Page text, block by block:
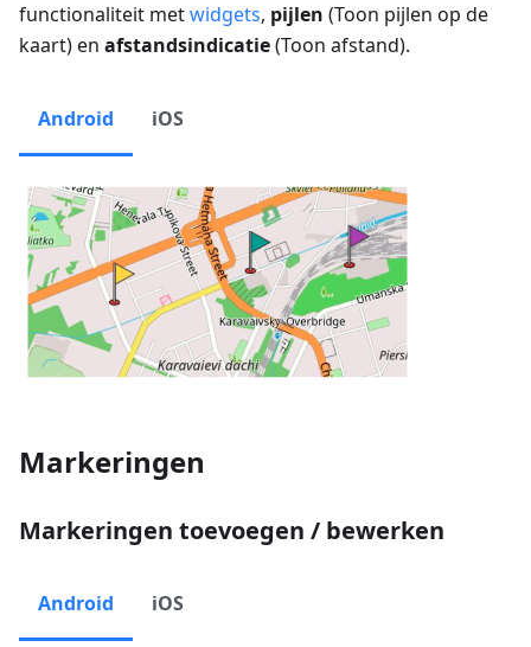
functionaliteit metwidgets, pijlen (Toon pijlen op de
kaart) en afstandsindicatie(Toon afstand).
Android iOS
Markeringen
Markeringen toevoegen / bewerken
Android iOS